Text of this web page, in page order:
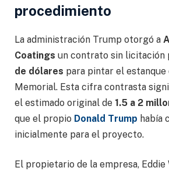
procedimiento
La administración Trump otorgó a
Coatings un contrato sin licitación
de dólares para pintar el
Memorial. Esta cifra contrasta
el estimado original de 1.5 a 2
que el propio Donald Trump había
inicialmente para el proyecto.
El propietario de la empresa, Eddie